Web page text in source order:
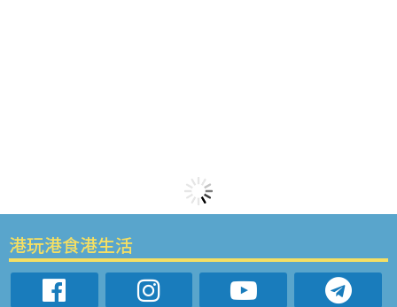
港玩港食港生活